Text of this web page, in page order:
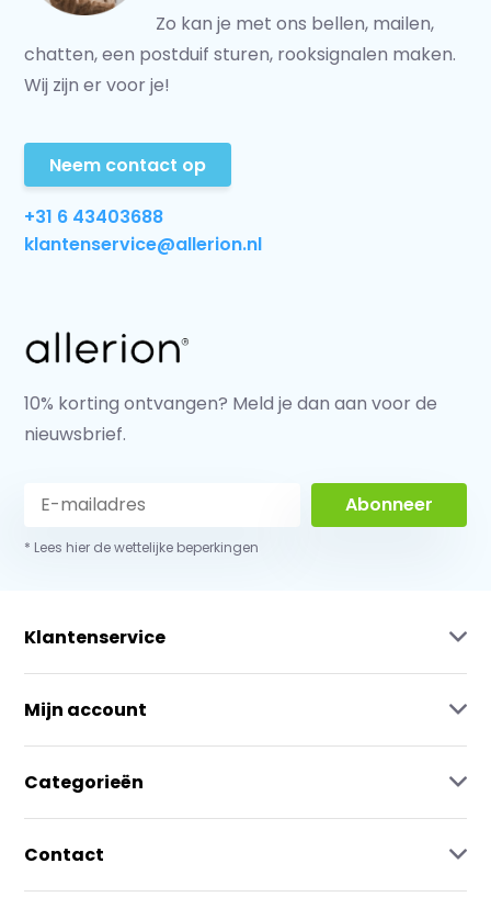
Zo kan je met ons bellen, mailen,
chatten, een postduif sturen, rooksignalen maken.
Wij zijn er voor je!
Neem contact op
+31 6 43403688
klantenservice@allerion.nl
10% korting ontvangen? Meld je dan aan voor de
nieuwsbrief.
Abonneer
* Lees hier de wettelijke beperkingen
Klantenservice
Mijn account
Categorieën
Contact